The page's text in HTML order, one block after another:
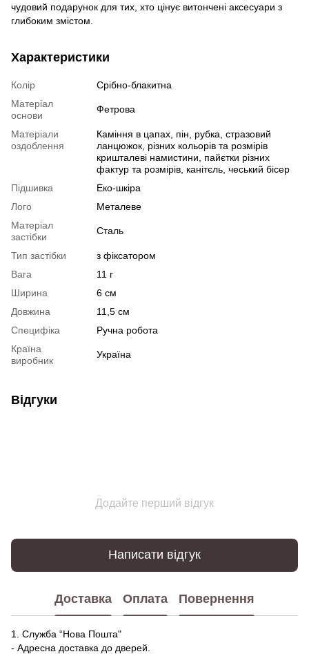
чудовий подарунок для тих, хто цінує витончені аксесуари з
глибоким змістом.
Характеристики
Колір
Срібно-блакитна
Матеріал
основи
Фетрова
Матеріали
оздоблення
Каміння в цапах, пін, рубка, стразовий
ланцюжок, різних кольорів та розмірів
кришталеві намистини, пайєтки різних
фактур та розмірів, канітєль, чеський бісер
Підшивка
Еко-шкіра
Лого
Металеве
Матеріал
застібки
Сталь
Тип застібки
з фіксатором
Вага
11 г
Ширина
6 см
Довжина
11,5 см
Специфіка
Ручна робота
Країна
виробник
Україна
Відгуки
Додайте перший відгук
Написати відгук
Доставка Оплата Повернення
1. Служба “Нова Пошта"
- Адресна доставка до дверей.